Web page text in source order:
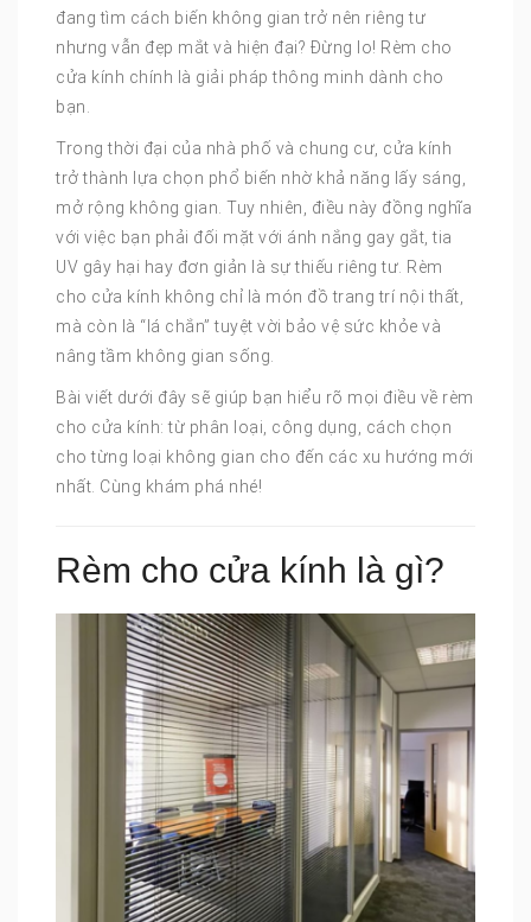
đang tìm cách biến không gian trở nên riêng tư
nhưng vẫn đẹp mắt và hiện đại? Đừng lo! Rèm cho
cửa kính chính là giải pháp thông minh dành cho
bạn.
Trong thời đại của nhà phố và chung cư, cửa kính
trở thành lựa chọn phổ biến nhờ khả năng lấy sáng,
mở rộng không gian. Tuy nhiên, điều này đồng nghĩa
với việc bạn phải đối mặt với ánh nắng gay gắt, tia
UV gây hại hay đơn giản là sự thiếu riêng tư. Rèm
cho cửa kính không chỉ là món đồ trang trí nội thất,
mà còn là “lá chắn” tuyệt vời bảo vệ sức khỏe và
nâng tầm không gian sống.
Bài viết dưới đây sẽ giúp bạn hiểu rõ mọi điều về rèm
cho cửa kính: từ phân loại, công dụng, cách chọn
cho từng loại không gian cho đến các xu hướng mới
nhất. Cùng khám phá nhé!
Rèm cho cửa kính là gì?